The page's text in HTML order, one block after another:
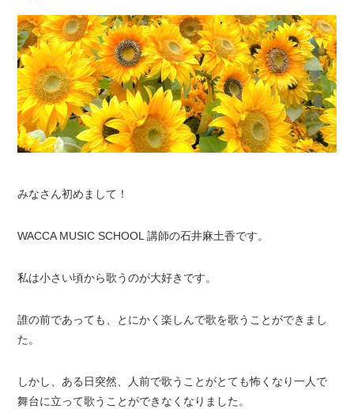
みなさん初めまして！
WACCA MUSIC SCHOOL 講師の石井麻土香です。
私は小さい頃から歌うのが大好きです。
誰の前であっても、とにかく楽しんで歌を歌うことができまし
た。
しかし、ある日突然、人前で歌うことがとても怖くなり一人で
舞台に立って歌うことができなくなりました。